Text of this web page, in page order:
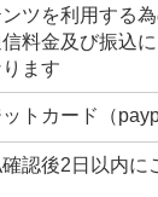
ンツを利用する
料金及び振込
ます
トカード（
認後2日以内に